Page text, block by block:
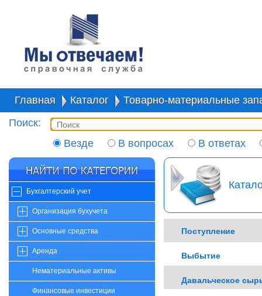
Главная Каталог
Товарно-материальные
Поиск:
Везде
В вопросах В ответах
Бухгалтерский учет
Организация бухучета
Основные средства
Аренда
Нематериальные активы
Финансовые инвестиции
Поступление
Выбытие
Давальческое